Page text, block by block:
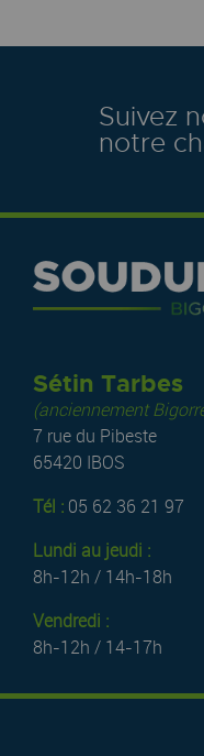
Suivez
notre
Sétin Tarbes
(anciennement
7 rue du Pibeste
65420 IBOS
Tél : 05 62 36 21 97
Lundi au jeudi :
8h-12h / 14h-18h
Vendredi :
8h-12h / 14-17h